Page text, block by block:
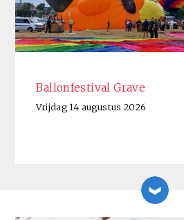
Ballonfestival Grave
Vrijdag 14 augustus 2026